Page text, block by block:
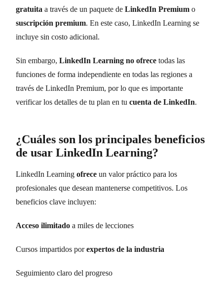
gratuita a través de un paquete de LinkedIn Premium o
suscripción premium. En este caso, LinkedIn Learning se
incluye sin costo adicional.
Sin embargo, LinkedIn Learning no ofrece todas las
funciones de forma independiente en todas las regiones a
través de LinkedIn Premium, por lo que es importante
verificar los detalles de tu plan en tu cuenta de LinkedIn.
¿Cuáles son los principales beneficios
de usar LinkedIn Learning?
LinkedIn Learning ofrece un valor práctico para los
profesionales que desean mantenerse competitivos. Los
beneficios clave incluyen:
Acceso ilimitado a miles de lecciones
Cursos impartidos porexpertos de la industria
Seguimiento claro del progreso